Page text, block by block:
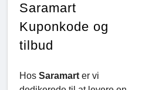
Saramart
Kuponkode og
tilbud
Hos Saramart er vi